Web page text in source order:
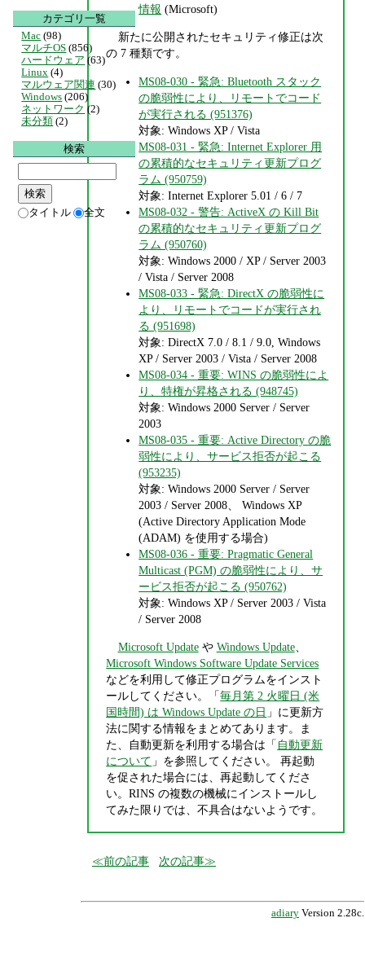
情報 (Microsoft)
新たに公開されたセキュリティ修正は次
の 7 種類です。
MS08-030 - 緊急: Bluetooth スタック
の脆弱性により、リモートでコード
が実行される (951376)
対象: Windows XP / Vista
MS08-031 - 緊急: Internet Explorer 用
の累積的なセキュリティ更新プログ
ラム (950759)
対象: Internet Explorer 5.01 / 6 / 7
MS08-032 - 警告: ActiveX の Kill Bit
の累積的なセキュリティ更新プログ
ラム (950760)
対象: Windows 2000 / XP / Server 2003
/ Vista / Server 2008
MS08-033 - 緊急: DirectX の脆弱性に
より、リモートでコードが実行され
る (951698)
対象: DirectX 7.0 / 8.1 / 9.0, Windows
XP / Server 2003 / Vista / Server 2008
MS08-034 - 重要: WINS の脆弱性によ
り、特権が昇格される (948745)
対象: Windows 2000 Server / Server
2003
MS08-035 - 重要: Active Directory の脆
弱性により、サービス拒否が起こる
(953235)
対象: Windows 2000 Server / Server
2003 / Server 2008、 Windows XP
(Active Directory Application Mode
(ADAM) を使用する場合)
MS08-036 - 重要: Pragmatic General
Multicast (PGM) の脆弱性により、サ
ービス拒否が起こる (950762)
対象: Windows XP / Server 2003 / Vista
/ Server 2008
Microsoft Updateや Windows Update、
Microsoft Windows Software Update Services
などを利用して修正プログラムをインスト
ールしてください。「毎月第 2 火曜日 (米
国時間) は Windows Update の日 」に更新方
法に関する情報をまとめてあります。ま
た、自動更新を利用する場合は「 自動更新
について 」を参照してください。 再起動
を促された場合には、再起動してくださ
い。RINS の複数の機械にインストールし
てみた限りでは、不具合はないようです。
前の記事 次の記事
adiary Version 2.28c.
カテゴリ一覧
Mac (98)
マルチOS (856)
ハードウェア (63)
Linux (4)
マルウェア関連 (30)
Windows (206)
ネットワーク (2)
未分類 (2)
検索
タイトル 全文